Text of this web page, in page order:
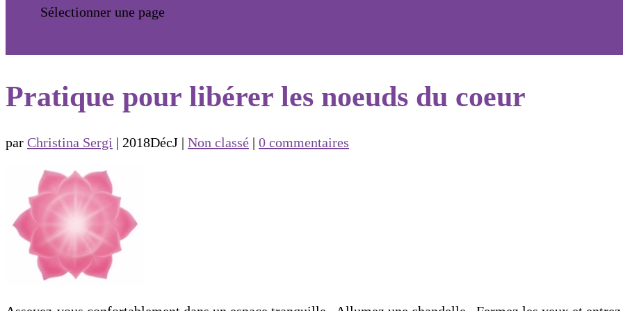
Sélectionner une page
Pratique pour libérer les noeuds du coeur
par Christina Sergi | 2018DécJ | Non classé | 0 commentaires